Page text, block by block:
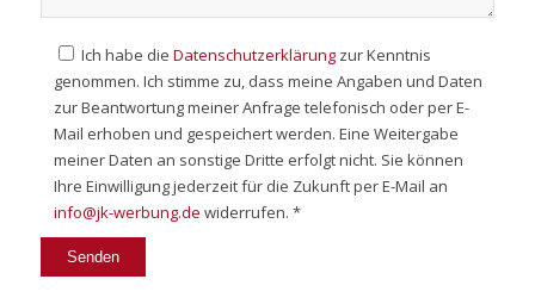
Ich habe die Datenschutzerklärungzur Kenntnis
genommen. Ich stimme zu, dass meine Angaben und Daten
zur Beantwortung meiner Anfrage telefonisch oder per E-
Mail erhoben und gespeichert werden. Eine Weitergabe
meiner Daten an sonstige Dritte erfolgt nicht. Sie können
Ihre Einwilligung jederzeit für die Zukunft per E-Mail an
info@jk-werbung.de widerrufen. *